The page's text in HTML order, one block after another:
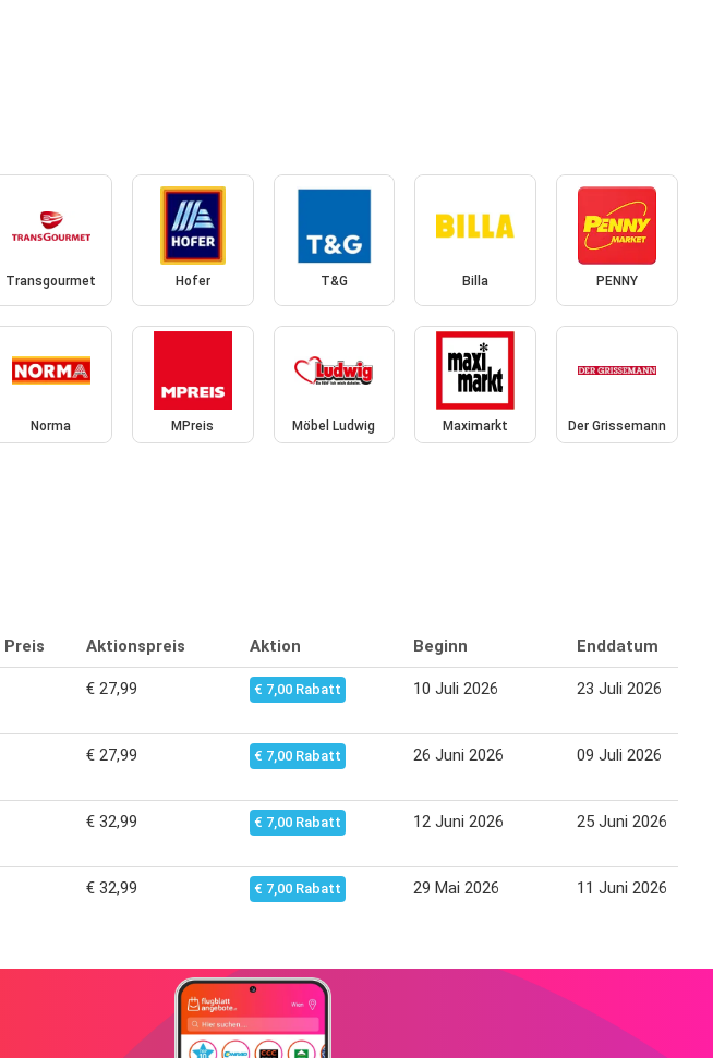
Transgourmet Hofer T&G Billa PENNY
Norma MPreis Möbel Ludwig Maximarkt Der Grissemann
Preis Aktionspreis Aktion Beginn Enddatum
€ 27,99 € 7,00 Rabatt 10 Juli 2026 23 Juli 2026
€ 27,99 € 7,00 Rabatt 26 Juni 2026 09 Juli 2026
€ 32,99 € 7,00 Rabatt 12 Juni 2026 25 Juni 2026
€ 32,99 € 7,00 Rabatt 29 Mai 2026 11 Juni 2026